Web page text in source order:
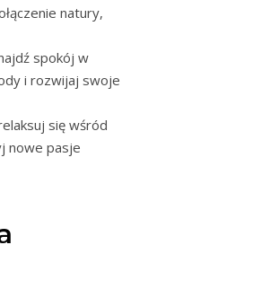
natury,
spokój w
i rozwijaj swoje
się wśród
nowe pasje